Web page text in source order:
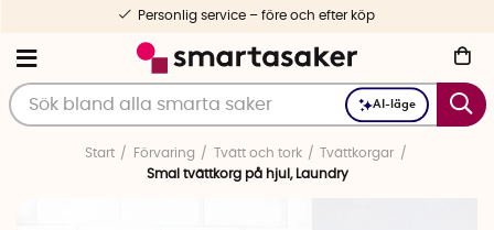
AI-läge
Personlig service – före och efter köp
Start Förvaring Tvätt och tork
Tvättkorgar
Smal tvättkorg på hjul, Laundry